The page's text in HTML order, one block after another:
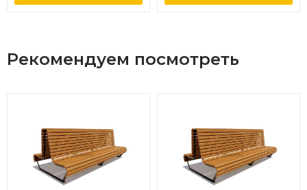
Рекомендуем посмотреть